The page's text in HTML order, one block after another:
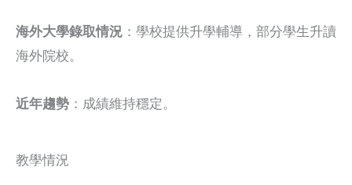
海外大學錄取情況 ：學校提供升學輔導，部分學生升讀
海外院校。
近年趨勢 ：成績維持穩定。
教學情況